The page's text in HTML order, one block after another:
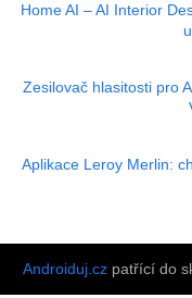
Home AI – AI Interior
Zesilovač hlasitosti pro
Aplikace Leroy Merlin:
Androiduj.czpatřící do